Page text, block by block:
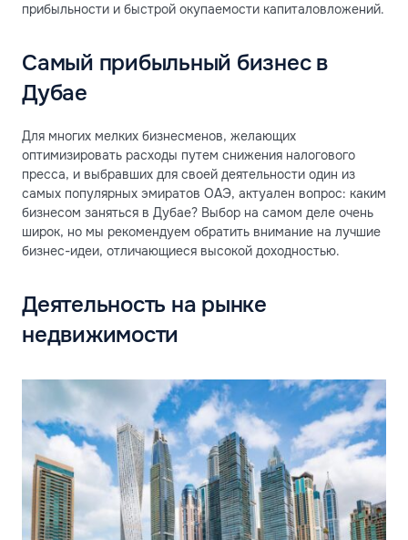
прибыльности и быстрой окупаемости капиталовложений.
Самый прибыльный бизнес в
Дубае
Для многих мелких бизнесменов, желающих
оптимизировать расходы путем снижения налогового
пресса, и выбравших для своей деятельности один из
самых популярных эмиратов ОАЭ, актуален вопрос: каким
бизнесом заняться в Дубае? Выбор на самом деле очень
широк, но мы рекомендуем обратить внимание на лучшие
бизнес-идеи, отличающиеся высокой доходностью.
Деятельность на рынке
недвижимости